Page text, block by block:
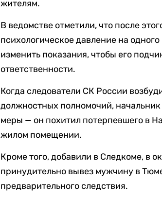
жителям.
В ведомстве отметили, что после
психологическое давление на
изменить показания, чтобы его
ответственности.
Когда следователи СК России
должностных полномочий,
меры — он похитил потерпевшего в
жилом помещении.
Кроме того, добавили в Следкоме, в
принудительно вывез мужчину в
предварительного следствия.